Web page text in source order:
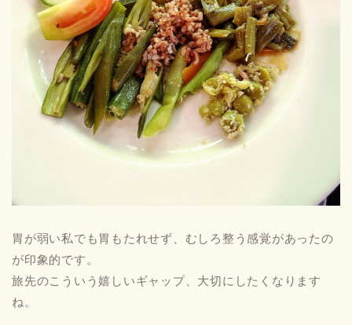
胃が弱い私でも胃もたれせず、むしろ整う感覚があったの
が印象的です。
旅先のこういう嬉しいギャップ、大切にしたくなります
ね。